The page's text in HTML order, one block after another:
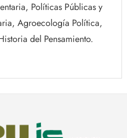
Políticas Públicas y
Agroecología Política,
del Pensamiento.